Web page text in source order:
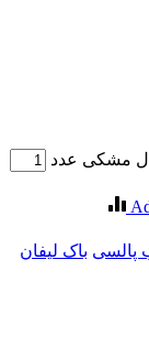
پالسی باک لیفان